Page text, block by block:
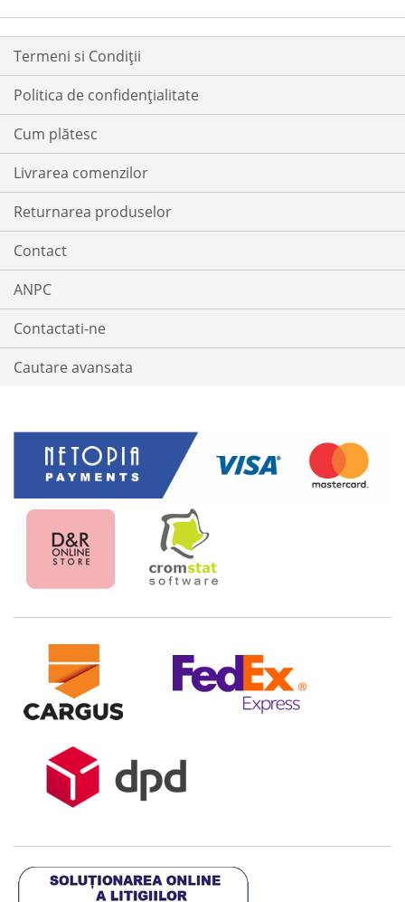
Termeni si Condiții
Politica de confidențialitate
Cum plătesc
Livrarea comenzilor
Returnarea produselor
Contact
ANPC
Contactati-ne
Cautare avansata